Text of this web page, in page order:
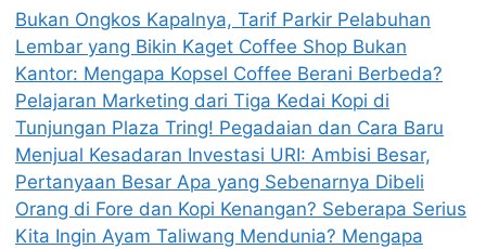
Bukan Ongkos Kapalnya, Tarif Parkir Pelabuhan
Lembar yang Bikin Kaget Coffee Shop Bukan
Kantor: Mengapa Kopsel Coffee Berani Berbeda?
Pelajaran Marketing dari Tiga Kedai Kopi di
Tunjungan Plaza Tring! Pegadaian dan Cara Baru
Menjual Kesadaran Investasi URI: Ambisi Besar,
Pertanyaan Besar Apa yang Sebenarnya Dibeli
Orang di Fore dan Kopi Kenangan? Seberapa Serius
Kita Ingin Ayam Taliwang Mendunia? Mengapa